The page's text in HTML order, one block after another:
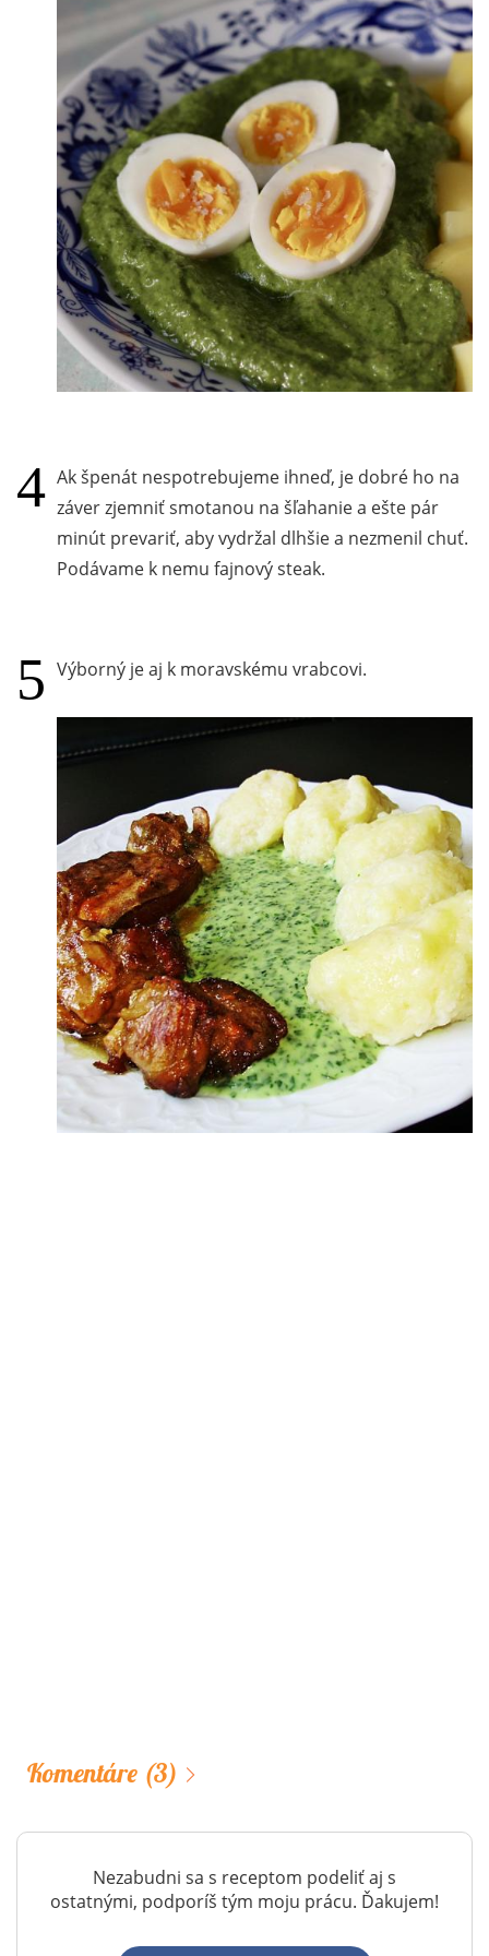
Ak špenát nespotrebujeme ihneď, je dobré ho na
záver zjemniť smotanou na šľahanie a ešte pár
minút prevariť, aby vydržal dlhšie a nezmenil chuť.
Podávame k nemu fajnový steak.
Výborný je aj k moravskému vrabcovi.
Komentáre (3)
Nezabudni sa s receptom podeliť aj s
ostatnými, podporíš tým moju prácu. Ďakujem!